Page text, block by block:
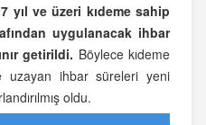
yıl ve üzeri kıdeme sahip
uygulanacak ihbar
getirildi. Böylece kıdeme
uzayan ihbar süreleri yeni
oldu.